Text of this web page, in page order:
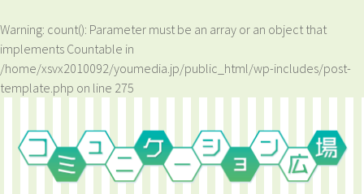
Warning: count(): Parameter must be an array or an object that
implements Countable in
/home/xsvx2010092/youmedia.jp/public_html/wp-includes/post-
template.php on line 275